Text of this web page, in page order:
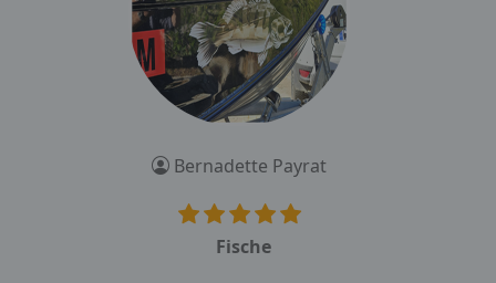
Bernadette Payrat
Fische